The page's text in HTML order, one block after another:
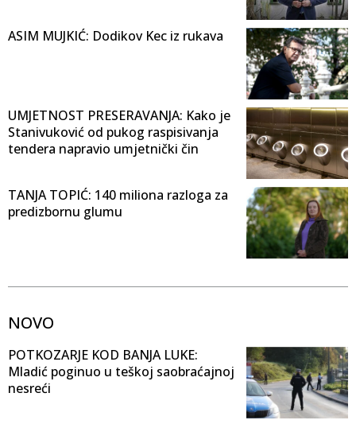
ASIM MUJKIĆ: Dodikov Kec iz rukava
UMJETNOST PRESERAVANJA: Kako je
Stanivuković od pukog raspisivanja
tendera napravio umjetnički čin
TANJA TOPIĆ: 140 miliona razloga za
predizbornu glumu
NOVO
POTKOZARJE KOD BANJA LUKE:
Mladić poginuo u teškoj saobraćajnoj
nesreći